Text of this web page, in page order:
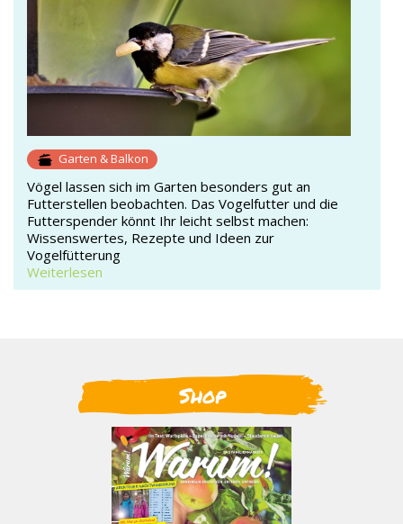
Garten & Balkon
Vögel lassen sich im Garten besonders gut an
Futterstellen beobachten. Das Vogelfutter und die
Futterspender könnt Ihr leicht selbst machen:
Wissenswertes, Rezepte und Ideen zur
Vogelfütterung
Weiterlesen
Shop